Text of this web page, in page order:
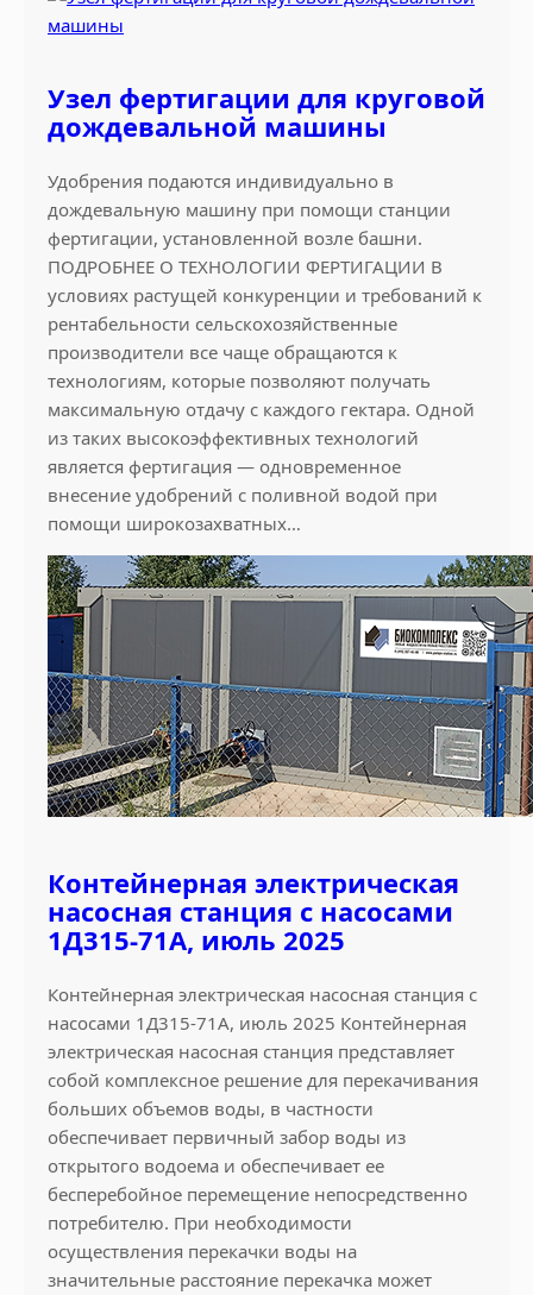
Узел фертигации для круговой
дождевальной машины
Удобрения подаются индивидуально в
дождевальную машину при помощи станции
фертигации, установленной возле башни.
ПОДРОБНЕЕ О ТЕХНОЛОГИИ ФЕРТИГАЦИИ В
условиях растущей конкуренции и требований к
рентабельности сельскохозяйственные
производители все чаще обращаются к
технологиям, которые позволяют получать
максимальную отдачу с каждого гектара. Одной
из таких высокоэффективных технологий
является фертигация — одновременное
внесение удобрений с поливной водой при
помощи широкозахватных…
Контейнерная электрическая
насосная станция с насосами
1Д315-71А, июль 2025
Контейнерная электрическая насосная станция с
насосами 1Д315-71А, июль 2025 Контейнерная
электрическая насосная станция представляет
собой комплексное решение для перекачивания
больших объемов воды, в частности
обеспечивает первичный забор воды из
открытого водоема и обеспечивает ее
бесперебойное перемещение непосредственно
потребителю. При необходимости
осуществления перекачки воды на
значительные расстояние перекачка может